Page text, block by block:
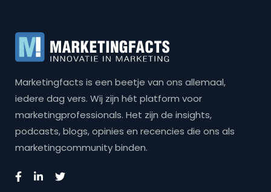
Marketingfacts is een beetje van ons allemaal,
iedere dag vers. Wij zijn hét platform voor
marketingprofessionals. Het zijn de insights,
podcasts, blogs, opinies en recencies die ons als
marketingcommunity binden.